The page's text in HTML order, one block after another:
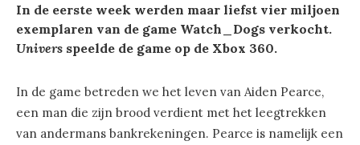
In de eerste week werden maar liefst vier miljoen
exemplaren van de game Watch_Dogs verkocht.
Univers speelde de game op de Xbox 360.
In de game betreden we het leven van Aiden Pearce,
een man die zijn brood verdient met het leegtrekken
van andermans bankrekeningen. Pearce is namelijk een